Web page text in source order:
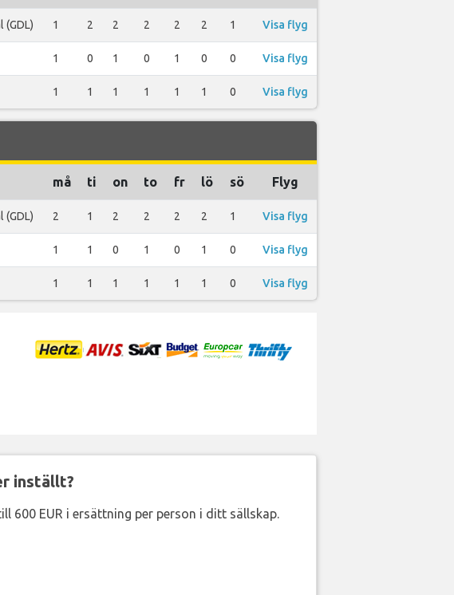
(GDL) 1 2 2 2 2 2 1 Visa flyg
1 0 1 0 1 0 0 Visa flyg
1 1 1 1 1 1 0 Visa flyg
må ti on to fr lö sö Flyg
(GDL) 2 1 2 2 2 2 1 Visa flyg
1 1 0 1 0 1 0 Visa flyg
1 1 1 1 1 1 0 Visa flyg
inställt?
600 EUR i ersättning per person i ditt sällskap.